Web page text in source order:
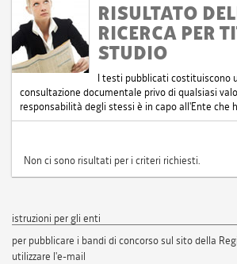
RISULTATO
RICERCA PER
STUDIO
I testi pubblicati costituiscono
consultazione documentale privo di qualsiasi
responsabilità degli stessi è in capo all'Ente che
Non ci sono risultati per i criteri richiesti.
istruzioni per gli enti
per pubblicare i bandi di concorso sul sito della
utilizzare l'e-mail